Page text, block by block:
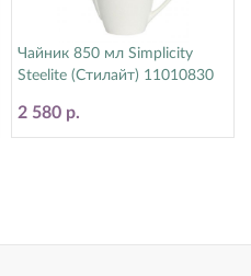
Чайник 850 мл Simplicity
Steelite (Стилайт) 11010830
2 580 р.